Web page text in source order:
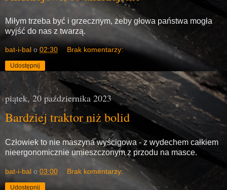
Miłym trzeba być i grzecznym, żeby głowa państwa mogła
wyjść do nas z twarzą.
bat-i-bal o 02:30 Brak komentarzy:
Udostępnij
piątek, 20 października 2023
Bardziej traktor niż bolid
Człowiek to nie maszyna wyścigowa - z wydechem całkiem
nieergonomicznie umieszczonym z przodu na masce.
bat-i-bal o 03:00 Brak komentarzy:
Udostępnij